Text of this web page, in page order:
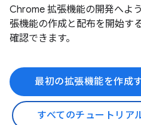
Chrome 拡張機能の開発へよ
張機能の作成と配布を開始す
確認できます。
最初の拡張機能を作成
すべてのチュートリア